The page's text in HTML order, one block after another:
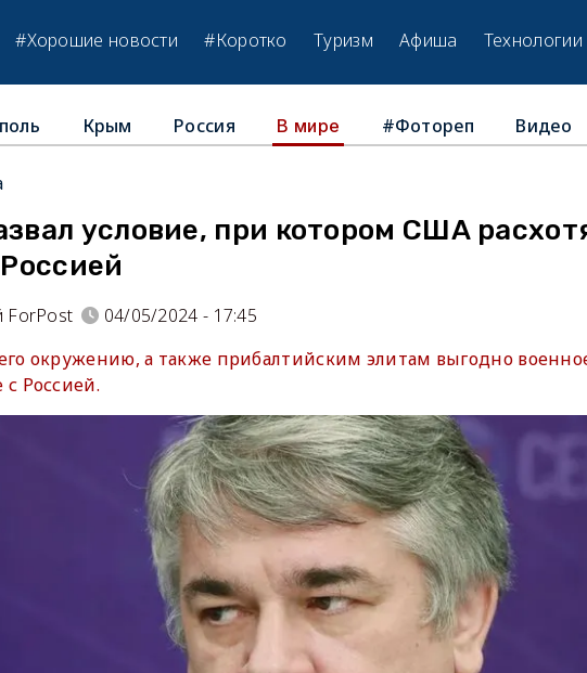
#Хорошие новости #Коротко Туризм Афиша Технологии
Крым Россия В мире #Фотореп Видео
условие, при котором США
ForPost
04/05/2024 - 17:45
окружению, а также прибалтийским элитам выгодно
Россией.